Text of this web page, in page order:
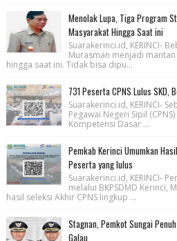
Menolak Lupa, Tiga Program
Masyarakat Hingga Saat ini
Suarakerinci.id, KERINCI-
Murasman menjadi
hingga saat ini. Tidak bisa dipu...
731 Peserta CPNS Lulus SKD,
Suarakerinci.id, KERINCI-
Pegawai Negeri Sipil
Kompetensi Dasar ...
Pemkab Kerinci Umumkan
Peserta yang lulus
Suarakerinci.id, KERINCI-
melalui BKPSDMD Kerinci,
hasil seleksi Akhir CPNS lingkup ...
Stagnan, Pemkot Sungai
Galau